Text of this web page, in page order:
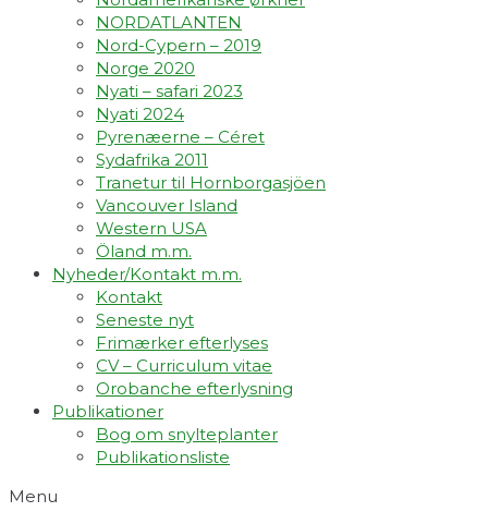
NORDATLANTEN
Nord-Cypern – 2019
Norge 2020
Nyati – safari 2023
Nyati 2024
Pyrenæerne – Céret
Sydafrika 2011
Tranetur til Hornborgasjöen
Vancouver Island
Western USA
Öland m.m.
Nyheder/Kontakt m.m.
Kontakt
Seneste nyt
Frimærker efterlyses
CV – Curriculum vitae
Orobanche efterlysning
Publikationer
Bog om snylteplanter
Publikationsliste
Menu